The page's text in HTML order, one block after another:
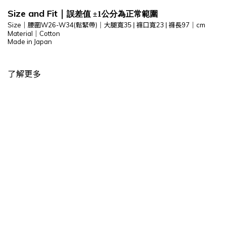
Size and Fit 誤差值 ±1公分為正常範圍
Size｜腰圍W26-W34(鬆緊帶)｜ 大腿寬35 | 褲口寬23 | 褲長97 ｜cm
Material｜ Cotton
Made in Japan
了解更多